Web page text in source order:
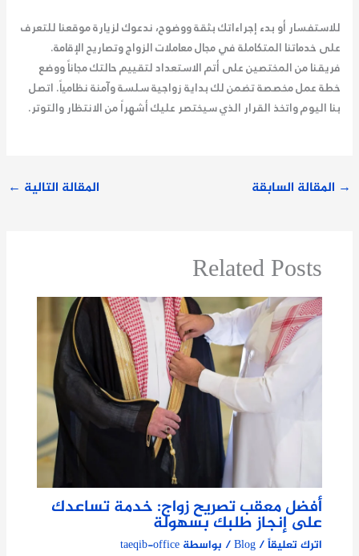
للاستفسار أو بدء إجراءاتك بثقة ووضوح، ندعوك لزيارة موقعنا للتعرف
على خدماتنا المتكاملة في مجال معاملات الزواج وتصاريح الإقامة.
فريقنا من المختصين على أتم الاستعداد لتقييم حالتك مجاناً ووضع
خطة عمل مخصصة تضمن لك بداية زواجية سلسة وآمنة نظامياً. اتصل
بنا اليوم واتخذ القرار الذي سيختصر عليك أشهراً من الانتظار والتوتر.
→ المقالة السابقة المقالة التالية ←
Related Posts
أفضل معقب تصريح زواج: خدمة تساعدك
على إنجاز طلبك بسهولة
اترك تعليقاً/
Blog/ بواسطة taeqib-office